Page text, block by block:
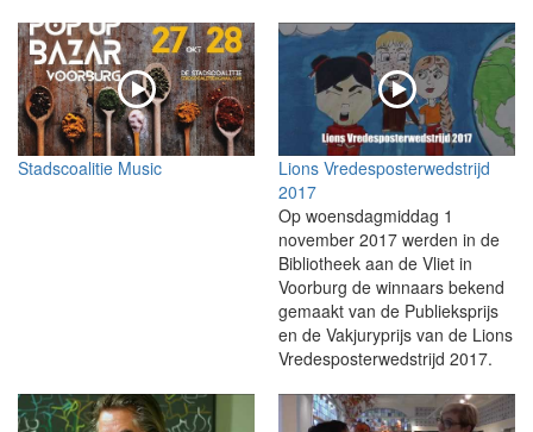
Stadscoalitie Music
Lions Vredesposterwedstrijd
2017
Op woensdagmiddag 1
november 2017 werden in de
Bibliotheek aan de Vliet in
Voorburg de winnaars bekend
gemaakt van de Publieksprijs
en de Vakjuryprijs van de Lions
Vredesposterwedstrijd 2017.